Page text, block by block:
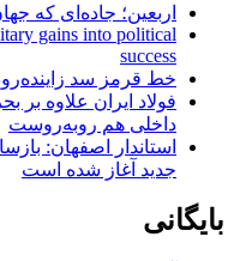
اربعین؛ جاده‌ای که
gains into political
success
خط قرمز سد زاینده‌رود، ۲۳۶ میلیون مترمکعب
فولاد ایران علاوه
داخلی هم روبه‌روست
استاندار اصفهان:
جدید آغاز شده است
بایگانی